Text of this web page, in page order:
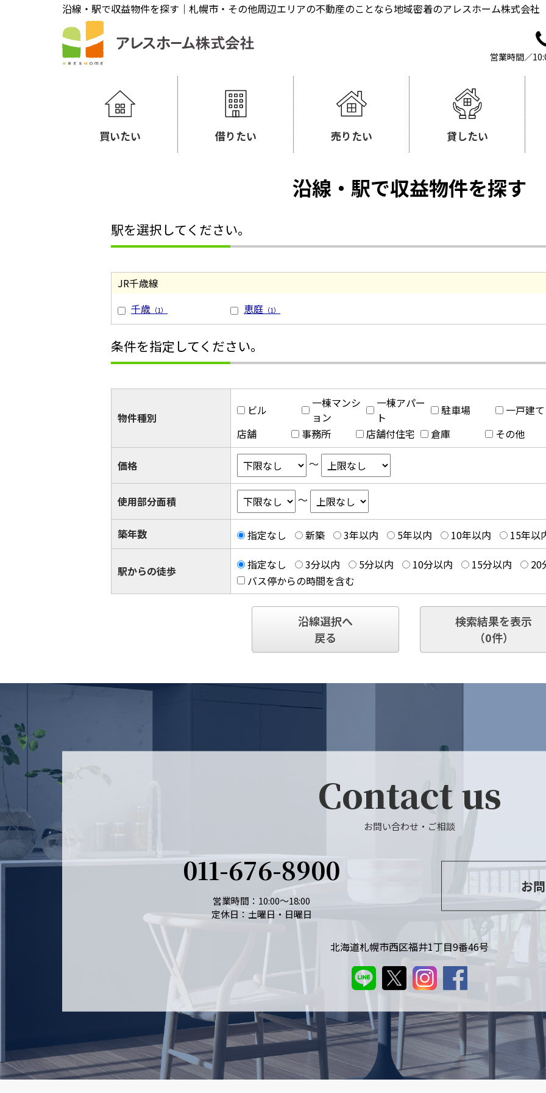
沿線・駅で収益物件を探す｜札幌市・その他周辺エリアの不動産のことなら地域密着のアレスホーム株式会社
営業時間／
買いたい 借りたい 売りたい 貸したい
沿線・駅で収益物件を探す
駅を選択してください。
JR千歳線
千歳 （1） 恵庭 （1）
条件を指定してください。
物件種別
ビル
一棟マンシ
ョン
一棟アパー
ト
駐車場
一戸建て
店舗
事務所 店舗付住宅 倉庫 その他
価格 ～
使用部分面積 ～
築年数 指定なし 新築 3年以内 5年以内 10年以内 15年以
駅からの徒歩 指定なし 3分以内 5分以内 10分以内 15分以内
20
バス停からの時間を含む
沿線選択へ
戻る
検索結果を表示
（0件）
Contact us
お問い合わせ・ご相談
011-676-8900
営業時間：10:00～18:00
定休日：土曜日・日曜日
お
北海道札幌市西区福井1丁目9番46号